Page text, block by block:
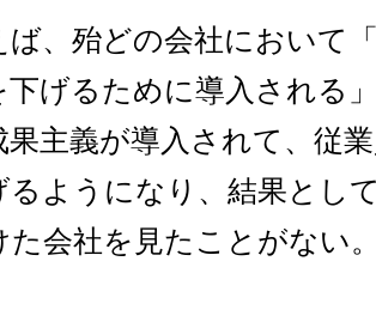
ば、殆どの会社において
下げるために導入される
果主義が導入されて、従
るようになり、結果とし
た会社を見たことがない